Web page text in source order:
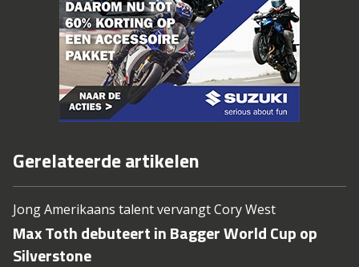
Gerelateerde artikelen
Jong Amerikaans talent vervangt Cory West
Max Toth debuteert in Bagger World Cup op
Silverstone